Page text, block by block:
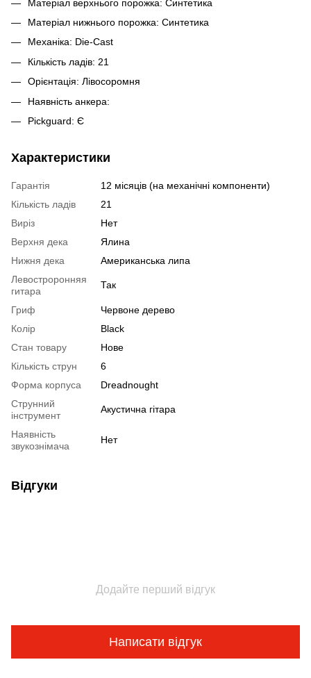
Матеріал верхнього порожка: Синтетика
Матеріал нижнього порожка: Синтетика
Механіка: Die-Cast
Кількість ладів: 21
Орієнтація: Лівосоромня
Наявність анкера:
Pickguard: Є
Характеристики
Гарантія
12 місяців (на механічні компоненти)
Кількість ладів
21
Виріз
Нет
Верхня дека
Ялина
Нижня дека
Американська липа
Левостроронняя
гитара
Так
Гриф
Червоне дерево
Колір
Black
Стан товару
Нове
Кількість струн
6
Форма корпуса
Dreadnought
Струнний
інструмент
Акустична гітара
Наявність
звукознімача
Нет
Відгуки
Додайте перший відгук
Написати відгук